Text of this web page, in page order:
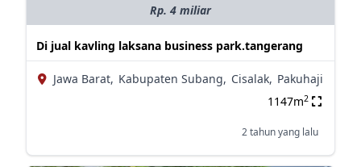
Rp. 4 miliar
Di jual kavling laksana business park.tangerang
Jawa Barat, Kabupaten Subang, Cisalak, Pakuhaji
1147m2
2 tahun yang lalu